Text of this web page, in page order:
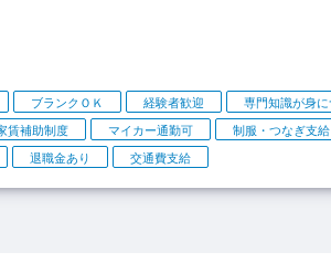
ブランクＯＫ 経験者歓迎 専門知識が身に
賃補助制度 マイカー通勤可 制服・つなぎ支給
退職金あり 交通費支給